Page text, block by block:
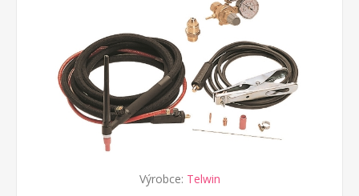
Výrobce: Telwin